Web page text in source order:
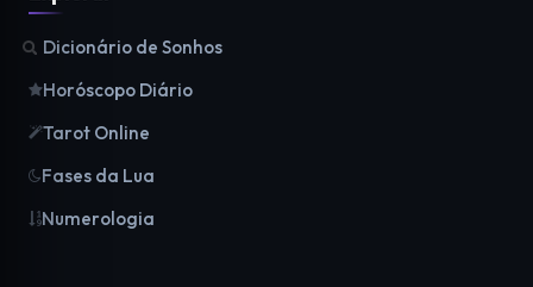
Dicionário de Sonhos
Horóscopo Diário
Tarot Online
Fases da Lua
Numerologia